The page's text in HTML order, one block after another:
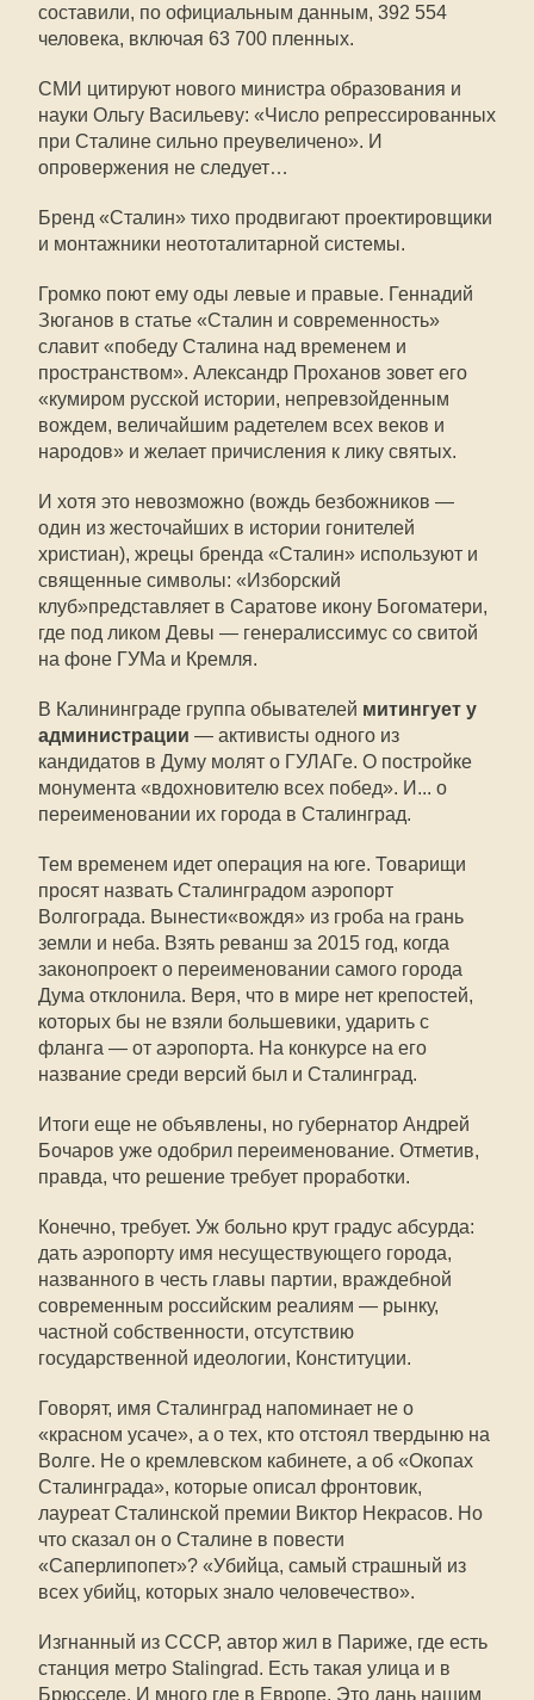
составили, по официальным данным, 392 554
человека, включая 63 700 пленных.
СМИ цитируют нового министра образования и
науки Ольгу Васильеву: «Число репрессированных
при Сталине сильно преувеличено». И
опровержения не следует…
Бренд «Сталин» тихо продвигают проектировщики
и монтажники неототалитарной системы.
Громко поют ему оды левые и правые. Геннадий
Зюганов в статье «Сталин и современность»
славит «победу Сталина над временем и
пространством». Александр Проханов зовет его
«кумиром русской истории, непревзойденным
вождем, величайшим радетелем всех веков и
народов» и желает причисления к лику святых.
И хотя это невозможно (вождь безбожников —
один из жесточайших в истории гонителей
христиан), жрецы бренда «Сталин» используют и
священные символы: «Изборский
клуб»представляет в Саратове икону Богоматери,
где под ликом Девы — генералиссимус со свитой
на фоне ГУМа и Кремля.
В Калининграде группа обывателей митингует у
администрации — активисты одного из
кандидатов в Думу молят о ГУЛАГе. О постройке
монумента «вдохновителю всех побед». И... о
переименовании их города в Сталинград.
Тем временем идет операция на юге. Товарищи
просят назвать Сталинградом аэропорт
Волгограда. Вынести«вождя» из гроба на грань
земли и неба. Взять реванш за 2015 год, когда
законопроект о переименовании самого города
Дума отклонила. Веря, что в мире нет крепостей,
которых бы не взяли большевики, ударить с
фланга — от аэропорта. На конкурсе на его
название среди версий был и Сталинград.
Итоги еще не объявлены, но губернатор Андрей
Бочаров уже одобрил переименование. Отметив,
правда, что решение требует проработки.
Конечно, требует. Уж больно крут градус абсурда:
дать аэропорту имя несуществующего города,
названного в честь главы партии, враждебной
современным российским реалиям — рынку,
частной собственности, отсутствию
государственной идеологии, Конституции.
Говорят, имя Сталинград напоминает не о
«красном усаче», а о тех, кто отстоял твердыню на
Волге. Не о кремлевском кабинете, а об «Окопах
Сталинграда», которые описал фронтовик,
лауреат Сталинской премии Виктор Некрасов. Но
что сказал он о Сталине в повести
«Саперлипопет»? «Убийца, самый страшный из
всех убийц, которых знало человечество».
Изгнанный из СССР, автор жил в Париже, где есть
станция метро Stalingrad. Есть такая улица и в
Брюсселе. И много где в Европе. Это дань нашим